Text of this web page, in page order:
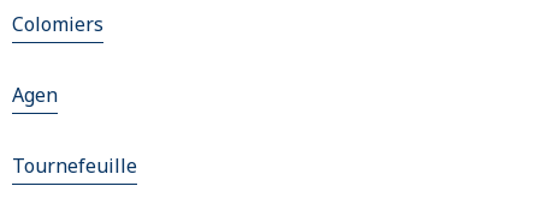
Colomiers
Agen
Tournefeuille